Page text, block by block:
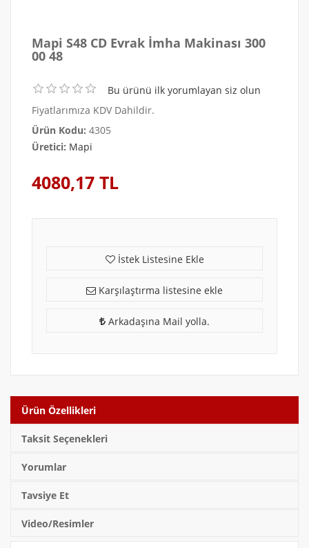
Mapi S48 CD Evrak İmha Makinası 300
00 48
Bu ürünü ilk yorumlayan siz olun
Fiyatlarımıza KDV Dahildir.
Ürün Kodu: 4305
Üretici: Mapi
4080,17 TL
İstek Listesine Ekle
Karşılaştırma listesine ekle
Arkadaşına Mail yolla.
Ürün Özellikleri
Taksit Seçenekleri
Yorumlar
Tavsiye Et
Video/Resimler